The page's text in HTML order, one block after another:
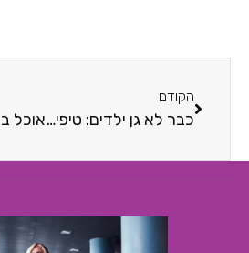
הקודם
כבר לא גן ילדים: טיפים להורים לילדים מתבגרים